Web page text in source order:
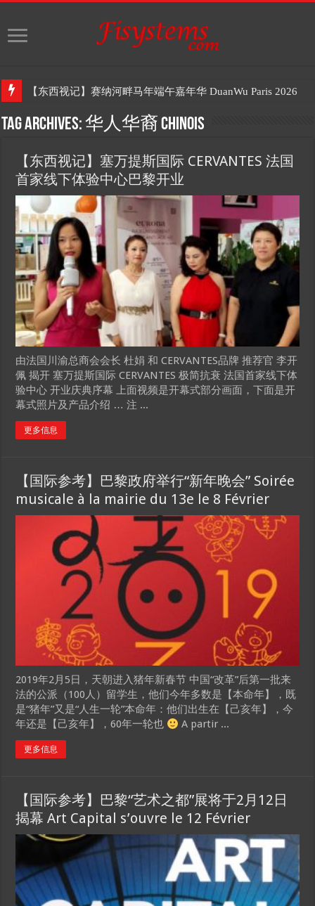
【东西视记】赛纳河畔马年端午嘉年华 DuanWu Paris 2026
Tag Archives:华人华裔 Chinois
【东西视记】塞万提斯国际 CERVANTES 法国
首家线下体验中心巴黎开业
由法国川渝总商会会长 杜娟 和 CERVANTES品牌 推荐官 李开
佩 揭开 塞万提斯国际 CERVANTES 极简抗衰 法国首家线下体
验中心 开业庆典序幕 上面视频是开幕式部分画面，下面是开
幕式照片及产品介绍 … 注 ...
更多信息
【国际参考】巴黎政府举行“新年晚会” Soirée
musicale à la mairie du 13e le 8 Février
2019年2月5日，天朝进入猪年新春节 中国“改革”后第一批来
法的公派（100人）留学生，他们今年多数是【本命年】，既
是“猪年”又是“人生一轮”本命年：他们出生在【己亥年】，今
年还是【己亥年】，60年一轮也
A partir ...
更多信息
【国际参考】巴黎“艺术之都”展将于2月12日
揭幕 Art Capital s’ouvre le 12 Février